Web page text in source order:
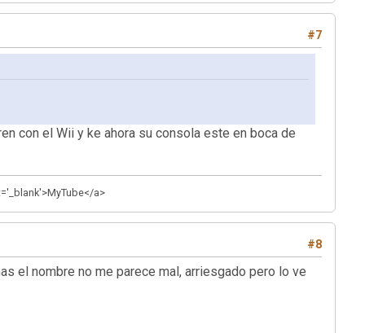
#7
con el Wii y ke ahora su consola este en boca de
a>
#8
el nombre no me parece mal, arriesgado pero lo ve